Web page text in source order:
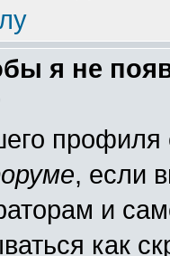
я не
, если
и
как